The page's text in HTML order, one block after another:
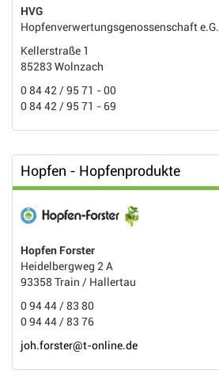
HVG
Hopfenverwertungsgenossenschaft e.G.
Kellerstraße 1
85283 Wolnzach
0 84 42 / 95 71 - 00
0 84 42 / 95 71 - 69
Hopfen - Hopfenprodukte
Hopfen Forster
Heidelbergweg 2 A
93358 Train / Hallertau
0 94 44 / 83 80
0 94 44 / 83 76
joh.forster@t-online.de